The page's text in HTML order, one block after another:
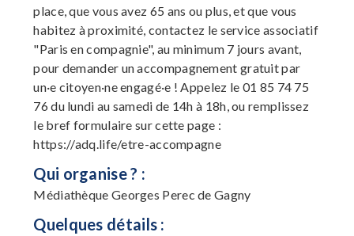
place, que vous avez 65 ans ou plus, et que vous
habitez à proximité, contactez le service associatif
"Paris en compagnie", au minimum 7 jours avant,
pour demander un accompagnement gratuit par
un·e citoyen·ne engagé·e ! Appelez le 01 85 74 75
76 du lundi au samedi de 14h à 18h, ou remplissez
le bref formulaire sur cette page :
https://adq.life/etre-accompagne
Qui organise ? :
Médiathèque Georges Perec de Gagny
Quelques détails :